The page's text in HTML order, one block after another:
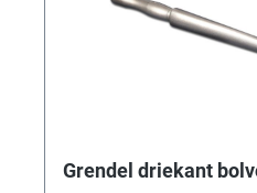
Grendel driekant